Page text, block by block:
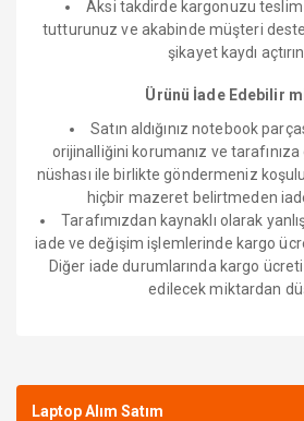
Aksi takdirde kargonuzu
tutturunuz ve akabinde müşteri
şikayet kaydı
Ürünü İade Edebilir
Satın aldığınız notebook
orijinalliğini korumanız ve
nüshası ile birlikte göndermeniz
hiçbir mazeret belirtmeden
Tarafımızdan kaynaklı olarak
iade ve değişim işlemlerinde kargo
Diğer iade durumlarında kargo ücreti
edilecek miktardan
Laptop Alım Satım